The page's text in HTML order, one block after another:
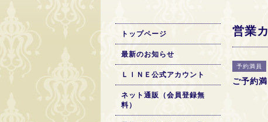
営業
予約満員
ご予約
トップページ
最新のお知らせ
ＬＩＮＥ公式アカウント
ネット通販（会員登録無
料）